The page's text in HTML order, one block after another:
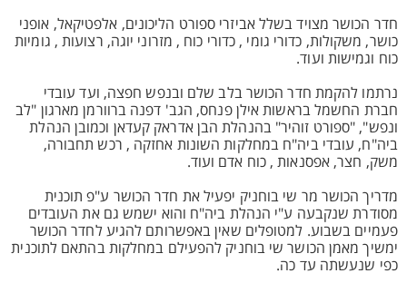
חדר הכושר מצויד בשלל אביזרי ספורט הליכונים, אלפטיקאל, אופני
כושר, משקולות, כדורי גומי , כדורי כוח , מזרוני יוגה, רצועות , גומיות
כוח וגמישות ועוד.
נרתמו להקמת חדר הכושר בלב שלם ובנפש חפצה, ועד עובדי
חברת החשמל בראשות אילן פנחס, הגב' דפנה ברוורמן מארגון "לב
ונפש", "ספורט זוהיר" בהנהלת הבן אדראק קעדאן וכמובן הנהלת
ביה"ח, עובדי ביה"ח במחלקות השונות אחזקה , רכש תחבורה,
משק, חצר, אפסנאות , כוח אדם ועוד.
מדריך הכושר מר שי בוחניק יפעיל את חדר הכושר ע"פ תוכנית
מסודרת שנקבעה ע"י הנהלת ביה"ח והוא ישמש גם את העובדים
פעמיים בשבוע. למטופלים שאין באפשרותם להגיע לחדר הכושר
ימשיך מאמן הכושר שי בוחניק להפעילם במחלקות בהתאם לתוכנית
כפי שנעשתה עד כה.